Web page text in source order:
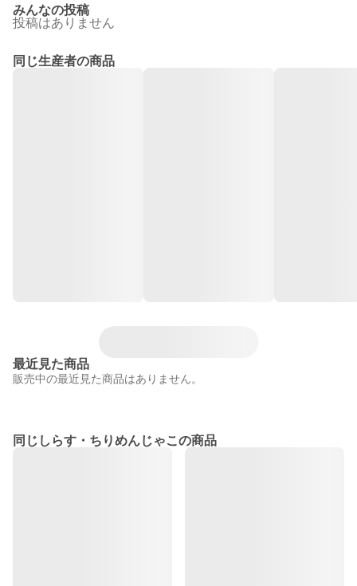
みんなの投稿
投稿はありません
同じ生産者の商品
最近見た商品
販売中の最近見た商品はありません。
同じしらす・ちりめんじゃこの商品